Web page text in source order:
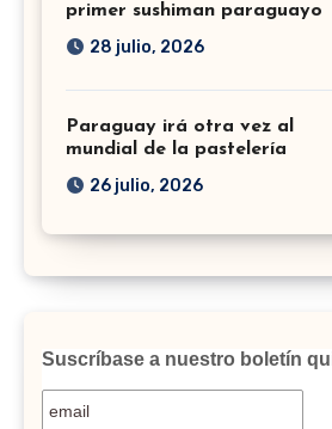
primer sushiman paraguayo
28 julio, 2026
Paraguay irá otra vez al
mundial de la pastelería
26 julio, 2026
Suscríbase a nuestro boletín